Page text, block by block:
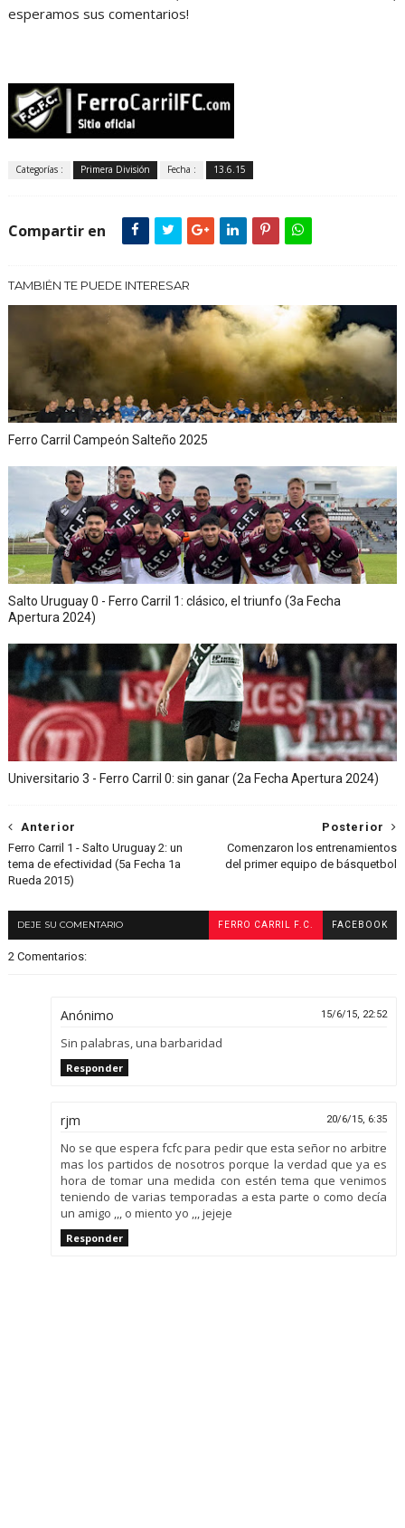
esperamos sus comentarios!
Categorías : Primera División Fecha : 13.6.15
Compartir en
TAMBIÉN TE PUEDE INTERESAR
Ferro Carril Campeón Salteño 2025
Salto Uruguay 0 - Ferro Carril 1: clásico, el triunfo (3a Fecha
Apertura 2024)
Universitario 3 - Ferro Carril 0: sin ganar (2a Fecha Apertura 2024)
Posterior
Comenzaron los entrenamientos
del primer equipo de básquetbol
Anterior
Ferro Carril 1 - Salto Uruguay 2: un
tema de efectividad (5a Fecha 1a
Rueda 2015)
DEJE SU COMENTARIO FERRO CARRIL F.C. FACEBOOK
2 Comentarios:
Anónimo 15/6/15, 22:52
Sin palabras, una barbaridad
Responder
rjm 20/6/15, 6:35
No se que espera fcfc para pedir que esta señor no arbitre
mas los partidos de nosotros porque la verdad que ya es
hora de tomar una medida con estén tema que venimos
teniendo de varias temporadas a esta parte o como decía
un amigo ,,, o miento yo ,,, jejeje
Responder